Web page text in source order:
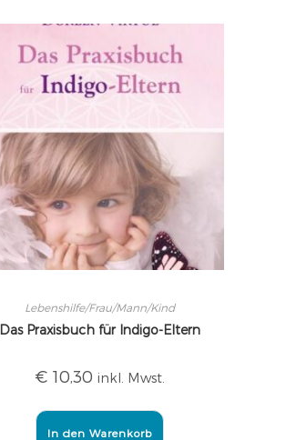
Lebenshilfe/Frau/Mann/Kind
Das Praxisbuch für Indigo-Eltern
€ 10,30 inkl. Mwst.
In den Warenkorb